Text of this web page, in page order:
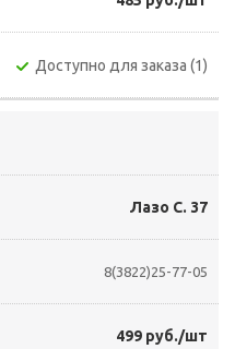
Доступно для заказа (1)
Лазо С. 37
8(3822)25-77-05
499 руб./шт